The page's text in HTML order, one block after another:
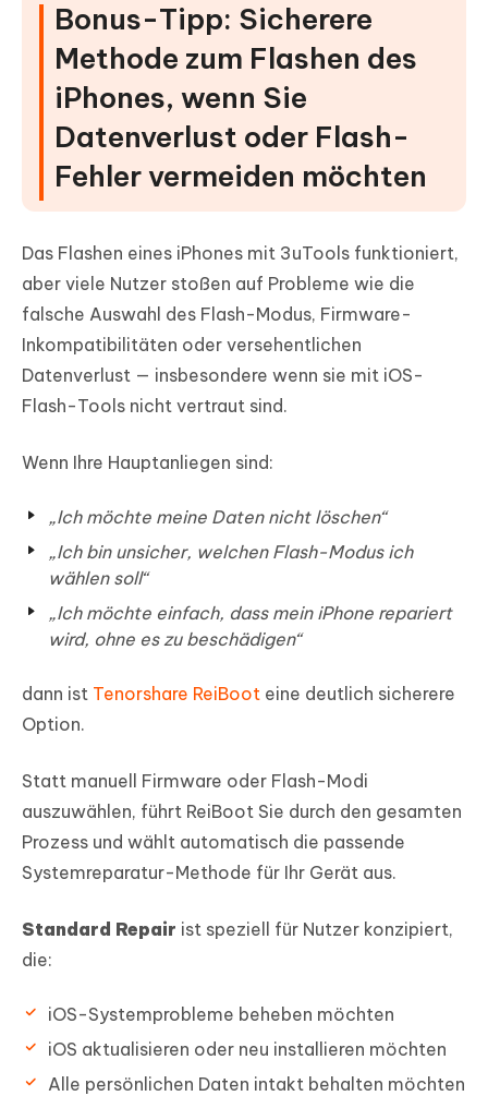
Bonus-Tipp: Sicherere
Methode zum Flashen des
iPhones, wenn Sie
Datenverlust oder Flash-
Fehler vermeiden möchten
Das Flashen eines iPhones mit 3uTools funktioniert,
aber viele Nutzer stoßen auf Probleme wie die
falsche Auswahl des Flash-Modus, Firmware-
Inkompatibilitäten oder versehentlichen
Datenverlust — insbesondere wenn sie mit iOS-
Flash-Tools nicht vertraut sind.
Wenn Ihre Hauptanliegen sind:
„Ich möchte meine Daten nicht löschen“
„Ich bin unsicher, welchen Flash-Modus ich
wählen soll“
„Ich möchte einfach, dass mein iPhone repariert
wird, ohne es zu beschädigen“
dann ist Tenorshare ReiBoot eine deutlich sicherere
Option.
Statt manuell Firmware oder Flash-Modi
auszuwählen, führt ReiBoot Sie durch den gesamten
Prozess und wählt automatisch die passende
Systemreparatur-Methode für Ihr Gerät aus.
Standard Repair ist speziell für Nutzer konzipiert,
die:
iOS-Systemprobleme beheben möchten
iOS aktualisieren oder neu installieren möchten
Alle persönlichen Daten intakt behalten möchten